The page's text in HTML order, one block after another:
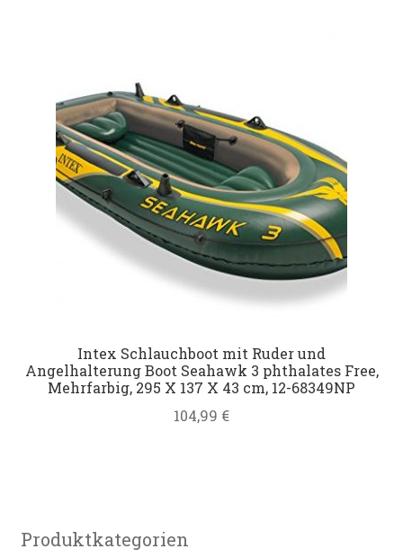
Intex Schlauchboot mit Ruder und
Angelhalterung Boot Seahawk 3 phthalates Free,
Mehrfarbig, 295 X 137 X 43 cm, 12-68349NP
104,99 €
Produktkategorien